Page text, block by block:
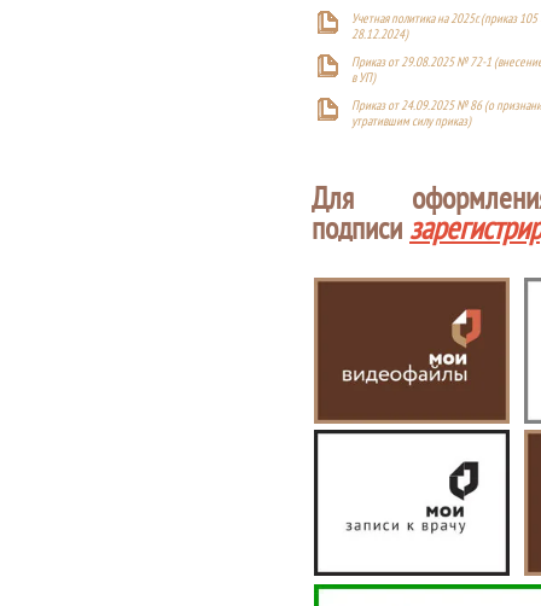
Учетная политика на 2025г. (приказ 105
28.12.2024)
Приказ от 29.08.2025 № 72-1
в УП)
Приказ от 24.09.2025 № 86 (о
утратившим силу приказ)
Для
подписи